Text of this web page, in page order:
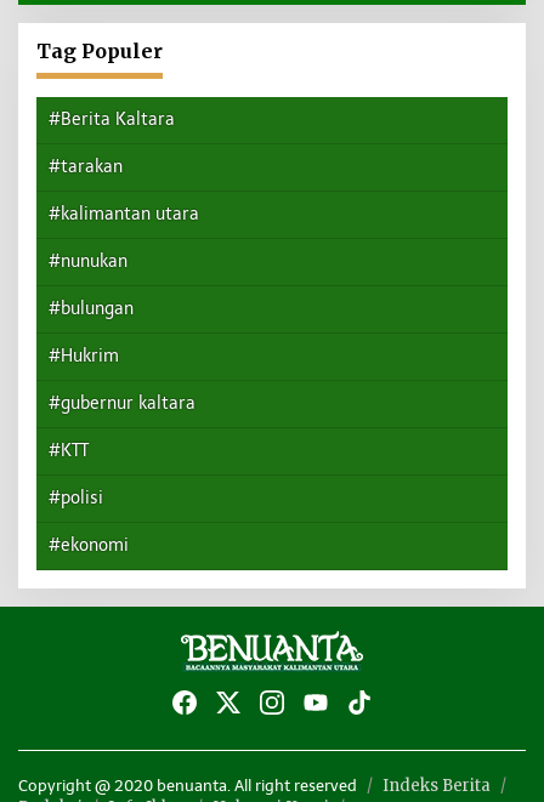
Tag Populer
#Berita Kaltara
#tarakan
#kalimantan utara
#nunukan
#bulungan
#Hukrim
#gubernur kaltara
#KTT
#polisi
#ekonomi
Copyright @ 2020 benuanta. All right reserved
Indeks Berita